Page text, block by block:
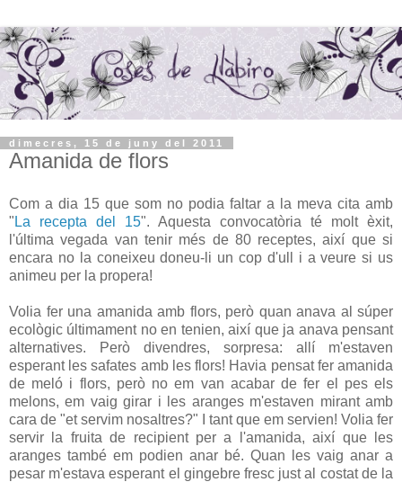
dimecres, 15 de juny del 2011
Amanida de flors
Com a dia 15 que som no podia faltar a la meva cita amb
" La recepta del 15". Aquesta convocatòria té molt èxit,
l'última vegada van tenir més de 80 receptes, així que si
encara no la coneixeu doneu-li un cop d'ull i a veure si us
animeu per la propera!
Volia fer una amanida amb flors, però quan anava al súper
ecològic últimament no en tenien, així que ja anava pensant
alternatives. Però divendres, sorpresa: allí m'estaven
esperant les safates amb les flors! Havia pensat fer amanida
de meló i flors, però no em van acabar de fer el pes els
melons, em vaig girar i les aranges m'estaven mirant amb
cara de "et servim nosaltres?" I tant que em servien! Volia fer
servir la fruita de recipient per a l'amanida, així que les
aranges també em podien anar bé. Quan les vaig anar a
pesar m'estava esperant el gingebre fresc just al costat de la